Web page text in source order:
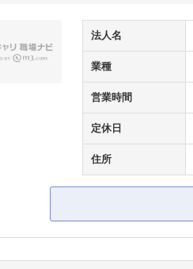
法人名
業種
営業時間
定休日
住所